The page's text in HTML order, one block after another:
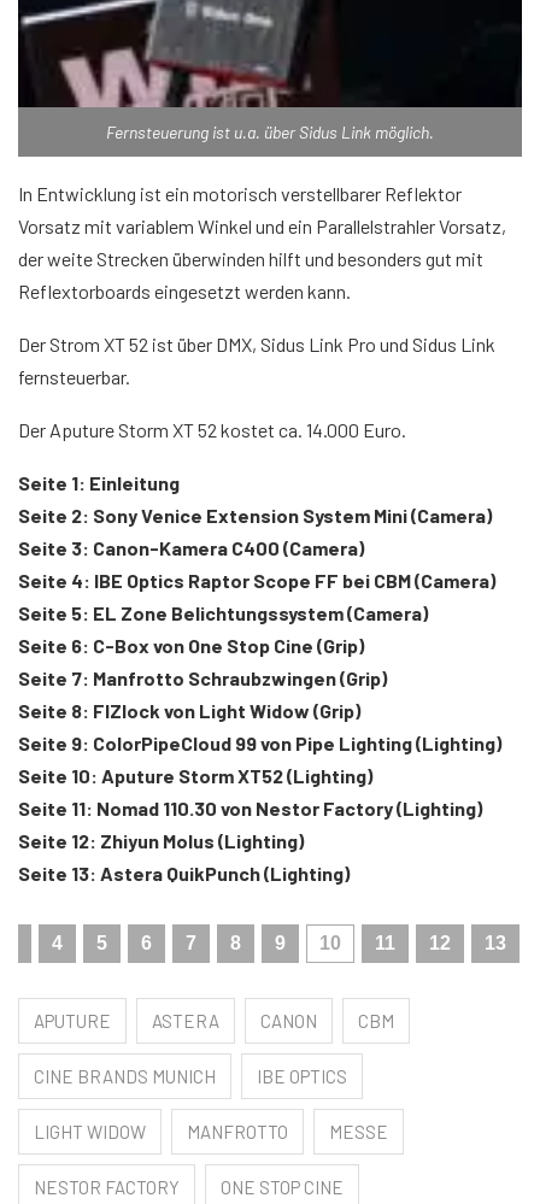
Fernsteuerung ist u.a. über Sidus Link möglich.
In Entwicklung ist ein motorisch verstellbarer Reflektor
Vorsatz mit variablem Winkel und ein Parallelstrahler Vorsatz,
der weite Strecken überwinden hilft und besonders gut mit
Reflextorboards eingesetzt werden kann.
Der Strom XT 52 ist über DMX, Sidus Link Pro und Sidus Link
fernsteuerbar.
Der Aputure Storm XT 52 kostet ca. 14.000 Euro.
Seite 1: Einleitung
Seite 2: Sony Venice Extension System Mini (Camera)
Seite 3: Canon-Kamera C400 (Camera)
Seite 4: IBE Optics Raptor Scope FF bei CBM (Camera)
Seite 5: EL Zone Belichtungssystem (Camera)
Seite 6: C-Box von One Stop Cine (Grip)
Seite 7: Manfrotto Schraubzwingen (Grip)
Seite 8: FIZlock von Light Widow (Grip)
Seite 9: ColorPipeCloud 99 von Pipe Lighting (Lighting)
Seite 10: Aputure Storm XT52 (Lighting)
Seite 11: Nomad 110.30 von Nestor Factory (Lighting)
Seite 12: Zhiyun Molus (Lighting)
Seite 13: Astera QuikPunch (Lighting)
4 5 6 7 8 9 10 11 12 13
APUTURE ASTERA CANON CBM
CINE BRANDS MUNICH IBE OPTICS
LIGHT WIDOW MANFROTTO MESSE
NESTOR FACTORY ONE STOP CINE